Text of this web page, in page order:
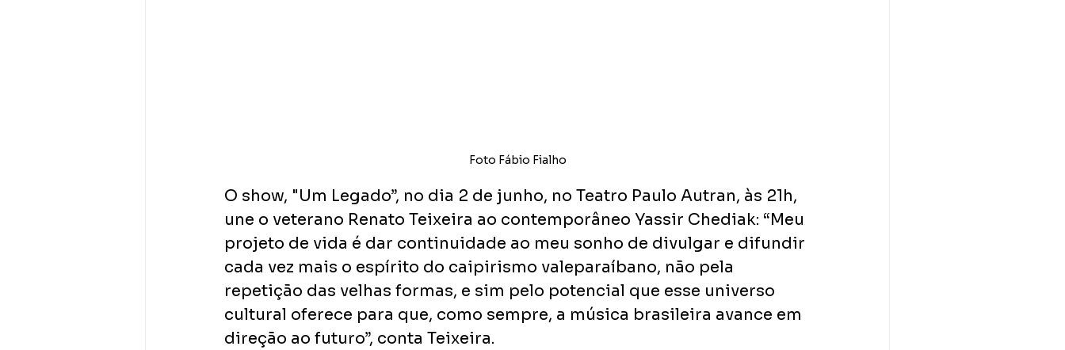
Foto Fábio Fialho
O show, "Um Legado”, no dia 2 de junho, no Teatro Paulo Autran, às 21h,
une o veterano Renato Teixeira ao contemporâneo Yassir Chediak: “Meu
projeto de vida é dar continuidade ao meu sonho de divulgar e difundir
cada vez mais o espírito do caipirismo valeparaíbano, não pela
repetição das velhas formas, e sim pelo potencial que esse universo
cultural oferece para que, como sempre, a música brasileira avance em
direção ao futuro”, conta Teixeira.